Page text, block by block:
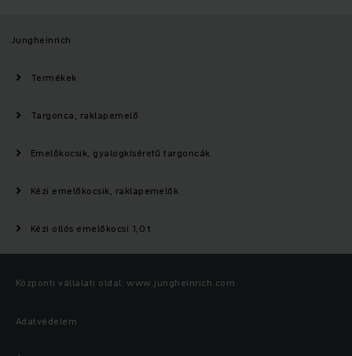
Jungheinrich
Termékek
Targonca, raklapemelő
Emelőkocsik, gyalogkíséretű targoncák
Kézi emelőkocsik, raklapemelők
Kézi ollós emelőkocsi 1,0 t
Központi vállalati oldal: www.jungheinrich.com
Adatvédelem